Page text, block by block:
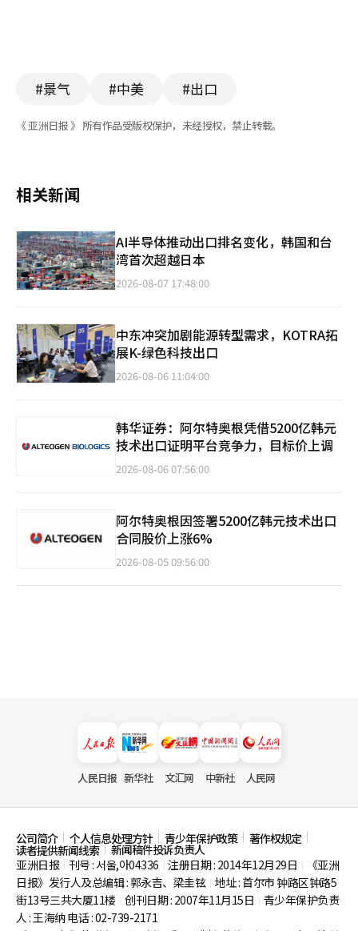
#景气 #中美 #出口
《 亚洲日报 》 所有作品受版权保护，未经授权，禁止转载。
相关新闻
AI半导体推动出口排名变化，韩国和台
湾首次超越日本
2026-08-07 17:48:00
中东冲突加剧能源转型需求，KOTRA拓
展K-绿色科技出口
2026-08-06 11:04:00
韩华证券：阿尔特奥根凭借5200亿韩元
技术出口证明平台竞争力，目标价上调
2026-08-06 07:56:00
阿尔特奥根因签署5200亿韩元技术出口
合同股价上涨6%
2026-08-05 09:56:00
人民日报 新华社 文汇网 中新社 人民网
公司简介 个人信息处理方针 青少年保护政策 著作权规定
读者提供新闻线索
新闻稿件投诉负责人
亚洲日报
刊号 : 서울,아04336 注册日期 : 2014年12月29日
《亚洲
日报》发行人及总编辑 : 郭永吉、梁圭铉 地址 : 首尔市钟路区钟路5
街13号三共大厦11楼 创刊日期 : 2007年11月15日
青少年保护负责
人 : 王海纳 电话 : 02-739-2171